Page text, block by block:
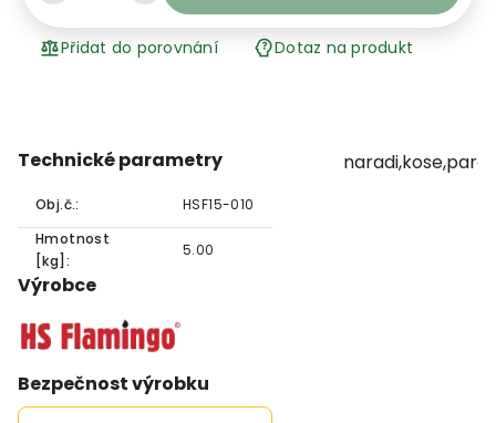
Přidat do porovnání Dotaz na produkt
Technické parametry
Obj.č.:
HSF15-010
Hmotnost
[kg]:
5.00
Výrobce
Bezpečnost výrobku